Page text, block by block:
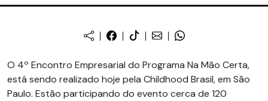
O 4º Encontro Empresarial do Programa Na Mão Certa,
está sendo realizado hoje pela Childhood Brasil, em São
Paulo. Estão participando do evento cerca de 120